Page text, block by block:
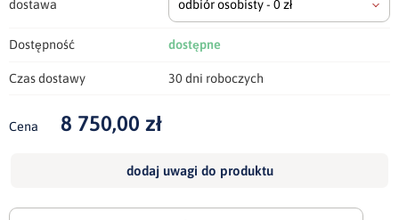
dostawa odbiór osobisty - 0 zł
Dostępność dostępne
Czas dostawy 30 dni roboczych
Cena 8 750,00 zł
dodaj uwagi do produktu